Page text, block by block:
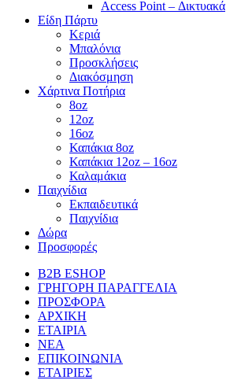
Access Point – Δικτυακά
Είδη Πάρτυ
Κεριά
Μπαλόνια
Προσκλήσεις
Διακόσμηση
Χάρτινα Ποτήρια
8oz
12oz
16oz
Καπάκια 8oz
Καπάκια 12oz – 16oz
Καλαμάκια
Παιχνίδια
Εκπαιδευτικά
Παιχνίδια
Δώρα
Προσφορές
B2B ESHOP
ΓΡΗΓΟΡΗ ΠΑΡΑΓΓΕΛΙΑ
ΠΡΟΣΦΟΡΑ
ΑΡΧΙΚΗ
ΕΤΑΙΡΙΑ
ΝΕΑ
ΕΠΙΚΟΙΝΩΝΙΑ
ΕΤΑΙΡΙΕΣ